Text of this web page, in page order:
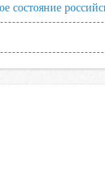
состояние